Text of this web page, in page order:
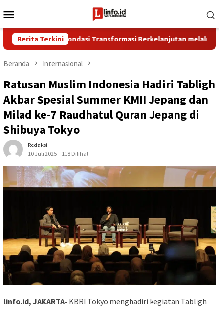
ke
Mobile
Berita Terkini
Perkuat Fondasi Transformasi Berkelanjutan melalui
Beranda Internasional
Ratusan Muslim Indonesia Hadiri Tabligh
Akbar Spesial Summer KMII Jepang dan
Milad ke-7 Raudhatul Quran Jepang di
Shibuya Tokyo
Redaksi
10 Juli 2025
118 Dilihat
linfo.id, JAKARTA- KBRI Tokyo menghadiri kegiatan Tabligh